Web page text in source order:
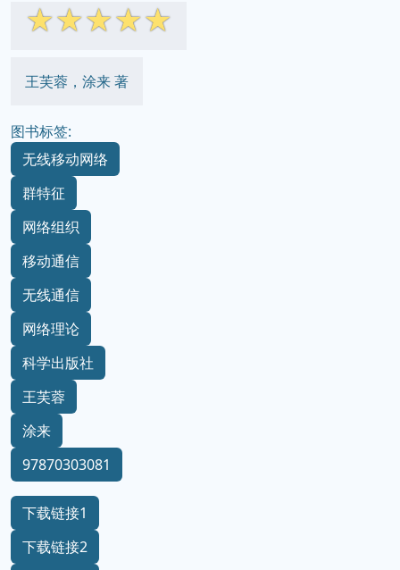
☆☆☆☆☆
王芙蓉，涂来 著
图书标签:
无线移动网络
群特征
网络组织
移动通信
无线通信
网络理论
科学出版社
王芙蓉
涂来
97870303081
下载链接1
下载链接2